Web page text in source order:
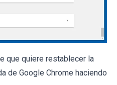
que quiere restablecer la
de Google Chrome haciendo